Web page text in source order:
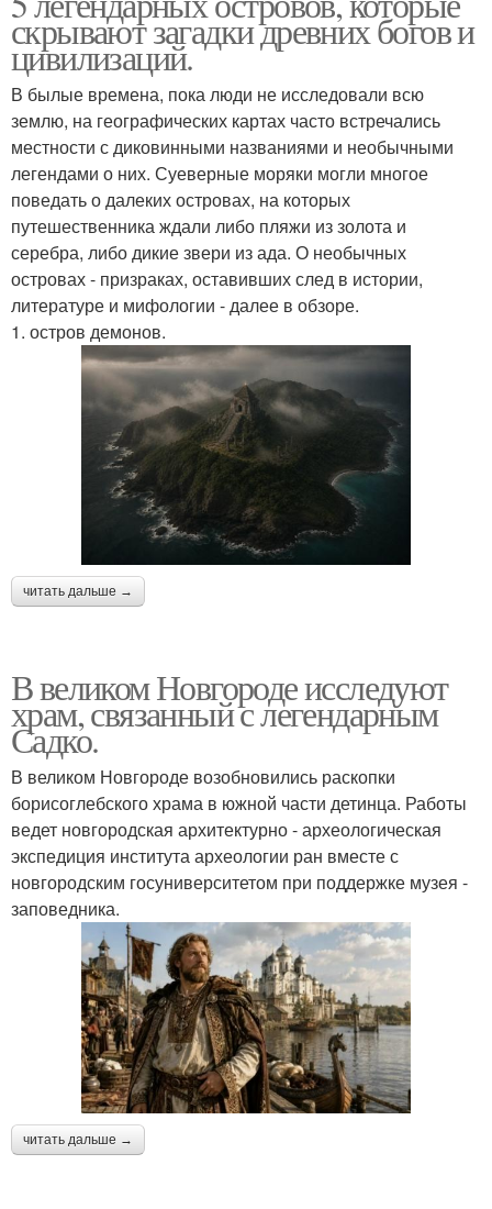
скрывают загадки древних богов и
цивилизаций.
В былые времена, пока люди не исследовали всю
землю, на географических картах часто встречались
местности с диковинными названиями и необычными
легендами о них. Суеверные моряки могли многое
поведать о далеких островах, на которых
путешественника ждали либо пляжи из золота и
серебра, либо дикие звери из ада. О необычных
островах - призраках, оставивших след в истории,
литературе и мифологии - далее в обзоре.
1. остров демонов.
читать дальше →
В великом Новгороде исследуют
храм, связанный с легендарным
Садко.
В великом Новгороде возобновились раскопки
борисоглебского храма в южной части детинца. Работы
ведет новгородская архитектурно - археологическая
экспедиция института археологии ран вместе с
новгородским госуниверситетом при поддержке музея -
заповедника.
читать дальше →